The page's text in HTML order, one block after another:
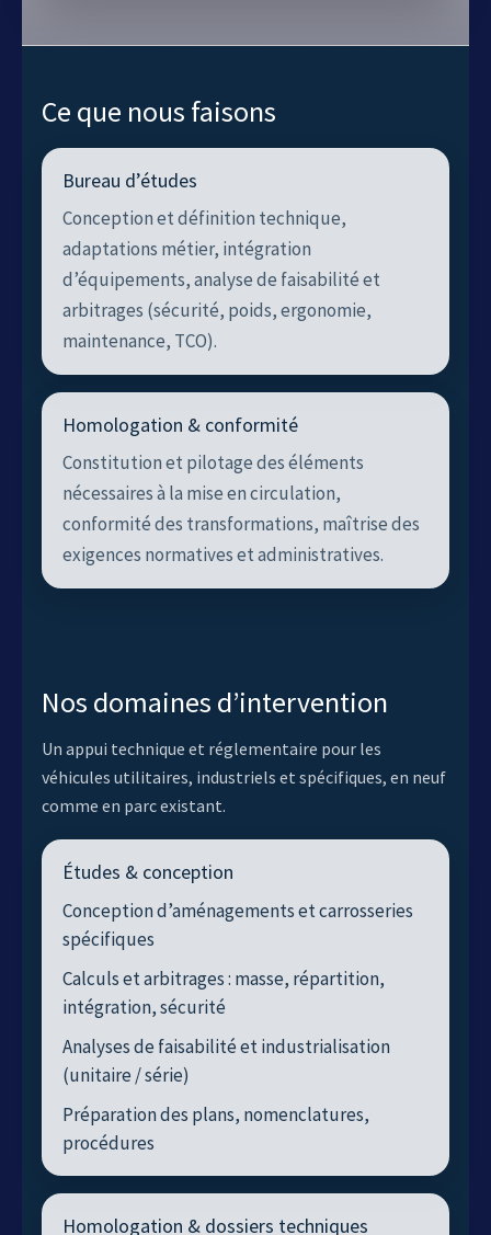
Ce que nous faisons
Bureau d’études
Conception et définition technique,
adaptations métier, intégration
d’équipements, analyse de faisabilité et
arbitrages (sécurité, poids, ergonomie,
maintenance, TCO).
Homologation & conformité
Constitution et pilotage des éléments
nécessaires à la mise en circulation,
conformité des transformations, maîtrise des
exigences normatives et administratives.
Nos domaines d’intervention
Un appui technique et réglementaire pour les
véhicules utilitaires, industriels et spécifiques, en neuf
comme en parc existant.
Études & conception
Conception d’aménagements et carrosseries
spécifiques
Calculs et arbitrages : masse, répartition,
intégration, sécurité
Analyses de faisabilité et industrialisation
(unitaire / série)
Préparation des plans, nomenclatures,
procédures
Homologation & dossiers techniques